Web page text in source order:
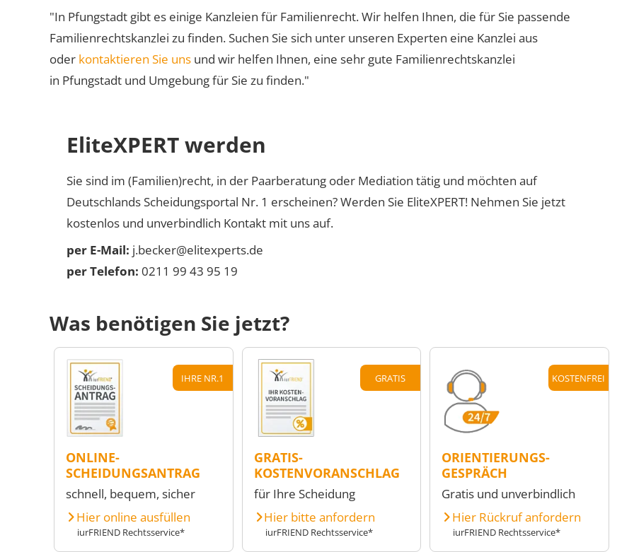
"In Pfungstadt gibt es einige Kanzleien für Familienrecht. Wir helfen Ihnen, die für Sie passende
Familienrechtskanzlei zu finden. Suchen Sie sich unter unseren Experten eine Kanzlei aus
oder kontaktieren Sie uns und wir helfen Ihnen, eine sehr gute Familienrechtskanzlei
in Pfungstadt und Umgebung für Sie zu finden."
EliteXPERT werden
Sie sind im (Familien)recht, in der Paarberatung oder Mediation tätig und möchten auf
Deutschlands Scheidungsportal Nr. 1 erscheinen? Werden Sie EliteXPERT! Nehmen Sie jetzt
kostenlos und unverbindlich Kontakt mit uns auf.
per E-Mail: j.becker@elitexperts.de
per Telefon: 0211 99 43 95 19
Was benötigen Sie jetzt?
IHRE NR.1
ONLINE-
SCHEIDUNGSANTRAG
schnell, bequem, sicher
Hier online ausfüllen
iurFRIEND Rechtsservice*
GRATIS
GRATIS-
KOSTENVORANSCHLAG
für Ihre Scheidung
Hier bitte anfordern
iurFRIEND Rechtsservice*
KOSTENFREI
ORIENTIERUNGS-
GESPRÄCH
Gratis und unverbindlich
Hier Rückruf anfordern
iurFRIEND Rechtsservice*